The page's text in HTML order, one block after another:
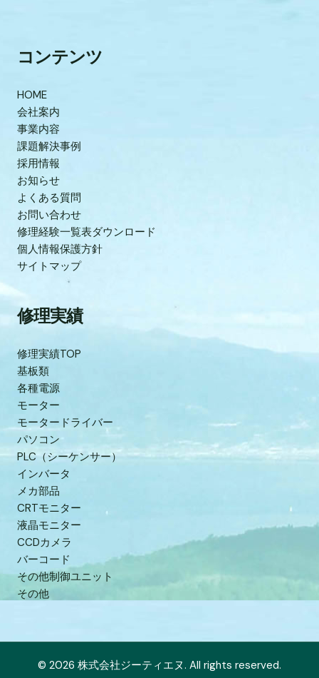
コンテンツ
HOME
会社案内
事業内容
課題解決事例
採用情報
お知らせ
よくある質問
お問い合わせ
修理経験一覧表ダウンロード
個人情報保護方針
サイトマップ
修理実績
修理実績TOP
基板類
各種電源
モーター
モータードライバー
パソコン
PLC（シーケンサー）
インバータ
メカ部品
CRTモニター
液晶モニター
CCDカメラ
バーコード
その他制御ユニット
その他
© 2026 株式会社ジーティエヌ. All rights reserved.